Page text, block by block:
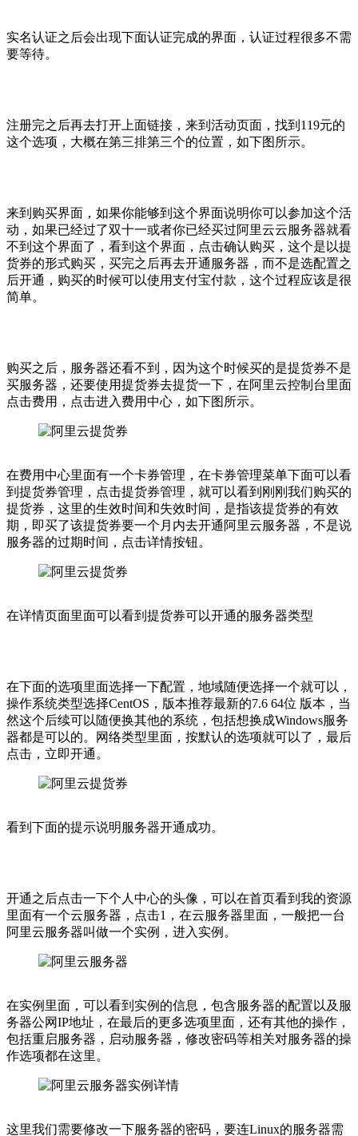
实名认证之后会出现下面认证完成的界面，认证过程很多不需
要等待。
注册完之后再去打开上面链接，来到活动页面，找到119元的
这个选项，大概在第三排第三个的位置，如下图所示。
来到购买界面，如果你能够到这个界面说明你可以参加这个活
动，如果已经过了双十一或者你已经买过阿里云云服务器就看
不到这个界面了，看到这个界面，点击确认购买，这个是以提
货券的形式购买，买完之后再去开通服务器，而不是选配置之
后开通，购买的时候可以使用支付宝付款，这个过程应该是很
简单。
购买之后，服务器还看不到，因为这个时候买的是提货券不是
买服务器，还要使用提货券去提货一下，在阿里云控制台里面
点击费用，点击进入费用中心，如下图所示。
在费用中心里面有一个卡券管理，在卡券管理菜单下面可以看
到提货券管理，点击提货券管理，就可以看到刚刚我们购买的
提货券，这里的生效时间和失效时间，是指该提货券的有效
期，即买了该提货券要一个月内去开通阿里云服务器，不是说
服务器的过期时间，点击详情按钮。
在详情页面里面可以看到提货券可以开通的服务器类型
在下面的选项里面选择一下配置，地域随便选择一个就可以，
操作系统类型选择CentOS，版本推荐最新的7.6 64位 版本，当
然这个后续可以随便换其他的系统，包括想换成Windows服务
器都是可以的。网络类型里面，按默认的选项就可以了，最后
点击，立即开通。
看到下面的提示说明服务器开通成功。
开通之后点击一下个人中心的头像，可以在首页看到我的资源
里面有一个云服务器，点击1，在云服务器里面，一般把一台
阿里云服务器叫做一个实例，进入实例。
在实例里面，可以看到实例的信息，包含服务器的配置以及服
务器公网IP地址，在最后的更多选项里面，还有其他的操作，
包括重启服务器，启动服务器，修改密码等相关对服务器的操
作选项都在这里。
这里我们需要修改一下服务器的密码，要连Linux的服务器需